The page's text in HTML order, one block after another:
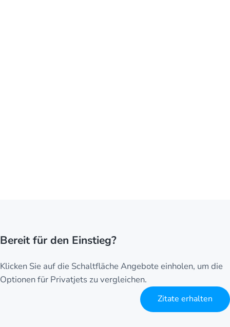
Bereit für den Einstieg?
Klicken Sie auf die Schaltfläche Angebote einholen, um die
Optionen für Privatjets zu vergleichen.
Zitate erhalten